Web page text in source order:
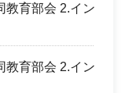
教育部会 2.イン
教育部会 2.イン